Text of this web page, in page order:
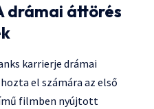
drámai áttörés
karrierje drámai
el számára az első
filmben nyújtott